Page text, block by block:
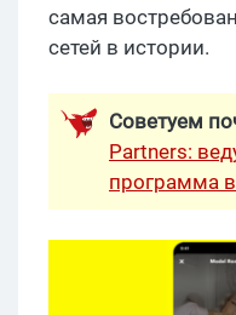
самая
сетей в истории.
Советуем
Partners:
программа